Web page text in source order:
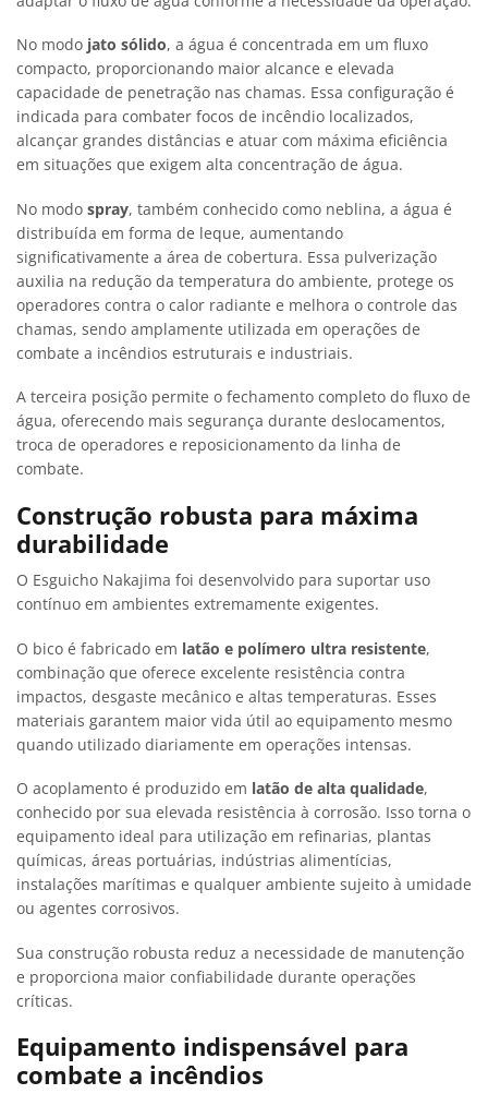
No modo jato sólido, a água é concentrada em um fluxo
compacto, proporcionando maior alcance e elevada
capacidade de penetração nas chamas. Essa configuração é
indicada para combater focos de incêndio localizados,
alcançar grandes distâncias e atuar com máxima eficiência
em situações que exigem alta concentração de água.
No modo spray, também conhecido como neblina, a água é
distribuída em forma de leque, aumentando
significativamente a área de cobertura. Essa pulverização
auxilia na redução da temperatura do ambiente, protege os
operadores contra o calor radiante e melhora o controle das
chamas, sendo amplamente utilizada em operações de
combate a incêndios estruturais e industriais.
A terceira posição permite o fechamento completo do fluxo de
água, oferecendo mais segurança durante deslocamentos,
troca de operadores e reposicionamento da linha de
combate.
Construção robusta para máxima
durabilidade
O Esguicho Nakajima foi desenvolvido para suportar uso
contínuo em ambientes extremamente exigentes.
O bico é fabricado em latão e polímero ultra resistente,
combinação que oferece excelente resistência contra
impactos, desgaste mecânico e altas temperaturas. Esses
materiais garantem maior vida útil ao equipamento mesmo
quando utilizado diariamente em operações intensas.
O acoplamento é produzido em latão de alta qualidade,
conhecido por sua elevada resistência à corrosão. Isso torna o
equipamento ideal para utilização em refinarias, plantas
químicas, áreas portuárias, indústrias alimentícias,
instalações marítimas e qualquer ambiente sujeito à umidade
ou agentes corrosivos.
Sua construção robusta reduz a necessidade de manutenção
e proporciona maior confiabilidade durante operações
críticas.
Equipamento indispensável para
combate a incêndios